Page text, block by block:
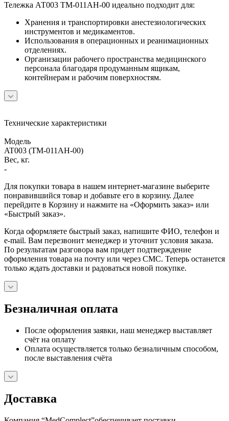
Тележка АТ003 TM-011AH-00 идеально подходит для:
Хранения и транспортировки анестезиологических
инструментов и медикаментов.
Использования в операционных и реанимационных
отделениях.
Организации рабочего пространства медицинского
персонала благодаря продуманным ящикам,
контейнерам и рабочим поверхностям.
Технические характеристики
Модель
AT003 (ТМ-011АН-00)
Вес, кг.
-
Для покупки товара в нашем интернет-магазине выберите
понравившийся товар и добавьте его в корзину. Далее
перейдите в Корзину и нажмите на «Оформить заказ» или
«Быстрый заказ».
Когда оформляете быстрый заказ, напишите ФИО, телефон и
e-mail. Вам перезвонит менеджер и уточнит условия заказа.
По результатам разговора вам придет подтверждение
оформления товара на почту или через СМС. Теперь останется
только ждать доставки и радоваться новой покупке.
Безналичная оплата
После оформления заявки, наш менеджер выставляет
счёт на оплату
Оплата осуществляется только безналичным способом,
после выставления счёта
Доставка